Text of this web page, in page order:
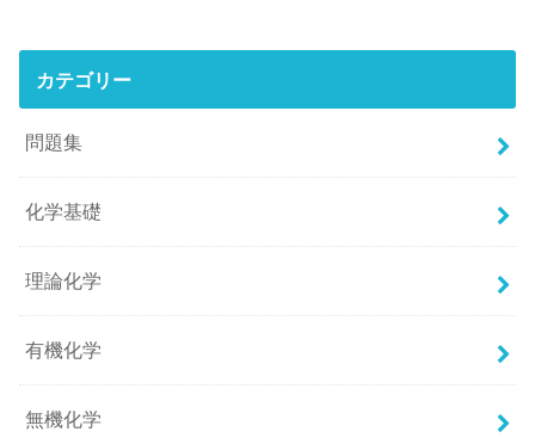
カテゴリー
問題集
化学基礎
理論化学
有機化学
無機化学